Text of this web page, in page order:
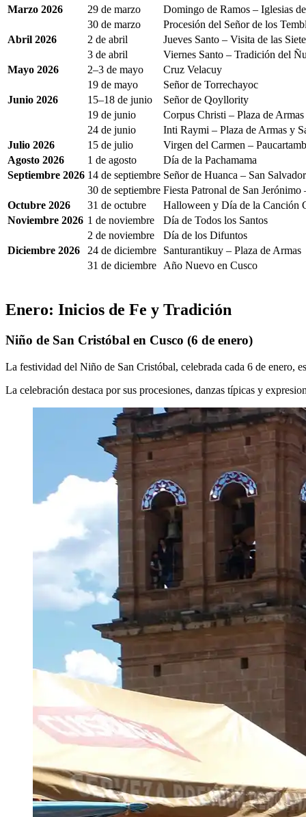
Marzo 2026 29 de marzo
Domingo de Ramos – Iglesias
30 de marzo
Procesión del Señor de los
Abril 2026
2 de abril
Jueves Santo – Visita de las
3 de abril
Viernes Santo – Tradición del
Mayo 2026
2–3 de mayo
Cruz Velacuy
19 de mayo
Señor de Torrechayoc
Junio 2026
15–18 de junio
Señor de Qoyllority
19 de junio
Corpus Christi – Plaza de
24 de junio
Inti Raymi – Plaza de Armas y
Julio 2026
15 de julio
Virgen del Carmen –
Agosto 2026
1 de agosto
Día de la Pachamama
Septiembre 2026 14 de septiembre Señor de Huanca – San Salvador
30 de septiembre Fiesta Patronal de San
Octubre 2026
31 de octubre
Halloween y Día de la Canción
Noviembre 2026 1 de noviembre
Día de Todos los Santos
2 de noviembre
Día de los Difuntos
Diciembre 2026
24 de diciembre
Santurantikuy – Plaza de Armas
31 de diciembre
Año Nuevo en Cusco
Enero: Inicios de Fe y Tradición
Niño de San Cristóbal en Cusco (6 de enero)
La festividad del Niño de San Cristóbal, celebrada cada 6 de enero,
La celebración destaca por sus procesiones, danzas típicas y